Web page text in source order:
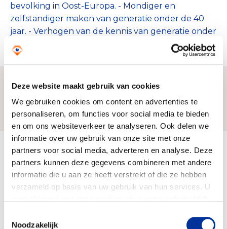
Deze website maakt gebruik van cookies
We gebruiken cookies om content en advertenties te
personaliseren, om functies voor social media te bieden
en om ons websiteverkeer te analyseren. Ook delen we
informatie over uw gebruik van onze site met onze
partners voor social media, adverteren en analyse. Deze
partners kunnen deze gegevens combineren met andere
informatie die u aan ze heeft verstrekt of die ze hebben
verzameld op basis van uw gebruik van hun services. U
Noodzakelijk
bevolking in Oost-Europa. - Mondiger en
zelfstandiger maken van generatie onder de 40
jaar. - Verhogen van de kennis van generatie onder
de 40 jaar.
Zo bereiken we ons doel
Doelbesteding (2024)
€ 16.333